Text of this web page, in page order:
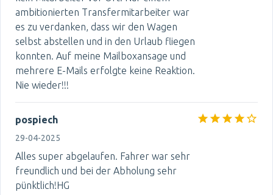
ambitionierten Transfermitarbeiter war
es zu verdanken, dass wir den Wagen
selbst abstellen und in den Urlaub fliegen
konnten. Auf meine Mailboxansage und
mehrere E-Mails erfolgte keine Reaktion.
Nie wieder!!!
pospiech
29-04-2025
Alles super abgelaufen. Fahrer war sehr
freundlich und bei der Abholung sehr
pünktlich!HG